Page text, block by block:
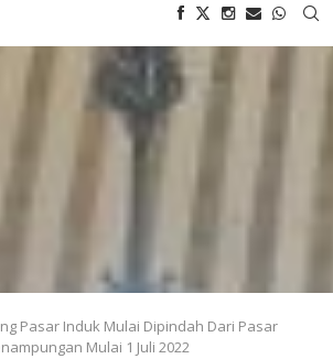
Pasar Induk Mulai Dipindah Dari Pasar
Mulai 1 Juli 2022